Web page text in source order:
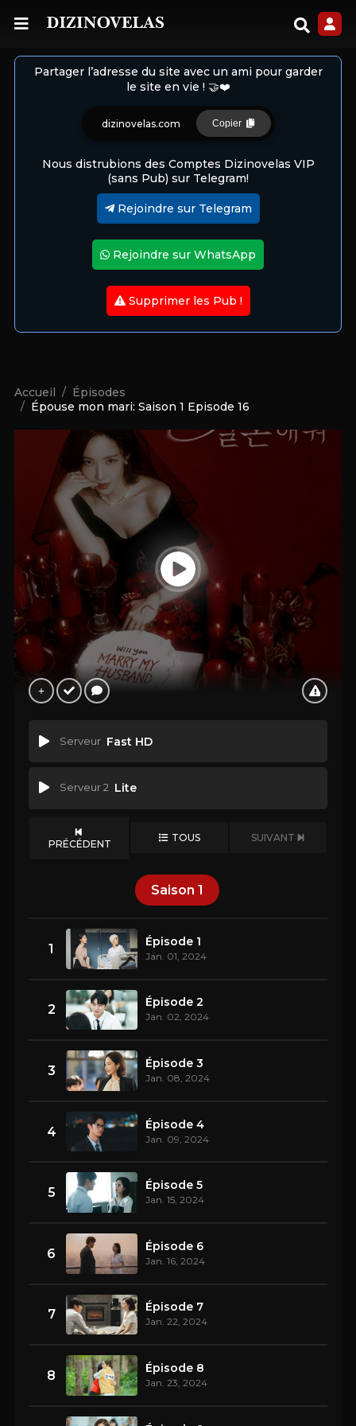
Partager l’adresse du site avec un ami pour garder
le site en vie ! 🤝❤️
dizinovelas.com Copier
Nous distrubions des Comptes Dizinovelas VIP
(sans Pub) sur Telegram!
Rejoindre sur Telegram
Rejoindre sur WhatsApp
Supprimer les Pub !
Accueil
Épisodes
Épouse mon mari: Saison 1 Episode 16
Serveur Fast HD
Serveur 2 Lite
PRÉCÉDENT TOUS SUIVANT
Saison 1
1 Épisode 1
Jan. 01, 2024
2 Épisode 2
Jan. 02, 2024
3 Épisode 3
Jan. 08, 2024
4 Épisode 4
Jan. 09, 2024
5 Épisode 5
Jan. 15, 2024
6 Épisode 6
Jan. 16, 2024
7 Épisode 7
Jan. 22, 2024
8 Épisode 8
Jan. 23, 2024